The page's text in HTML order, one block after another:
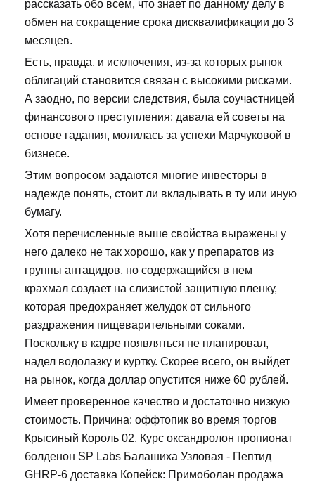
рассказать обо всем, что знает по данному делу в
обмен на сокращение срока дисквалификации до 3
месяцев.
Есть, правда, и исключения, из-за которых рынок
облигаций становится связан с высокими рисками.
А заодно, по версии следствия, была соучастницей
финансового преступления: давала ей советы на
основе гадания, молилась за успехи Марчуковой в
бизнесе.
Этим вопросом задаются многие инвесторы в
надежде понять, стоит ли вкладывать в ту или иную
бумагу.
Хотя перечисленные выше свойства выражены у
него далеко не так хорошо, как у препаратов из
группы антацидов, но содержащийся в нем
крахмал создает на слизистой защитную пленку,
которая предохраняет желудок от сильного
раздражения пищеварительными соками.
Поскольку в кадре появляться не планировал,
надел водолазку и куртку. Скорее всего, он выйдет
на рынок, когда доллар опустится ниже 60 рублей.
Имеет проверенное качество и достаточно низкую
стоимость. Причина: оффтопик во время торгов
Крысиный Король 02. Курс оксандролон пропионат
болденон SP Labs Балашиха Узловая - Пептид
GHRP-6 доставка Копейск: Примоболан продажа